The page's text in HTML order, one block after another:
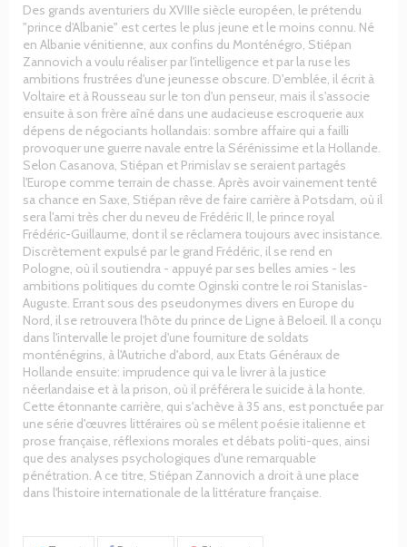
Des grands aventuriers du XVIIIe siècle européen, le prétendu
"prince d'Albanie" est certes le plus jeune et le moins connu. Né
en Albanie vénitienne, aux confins du Monténégro, Stiépan
Zannovich a voulu réaliser par l'intelligence et par la ruse les
ambitions frustrées d'une jeunesse obscure. D'emblée, il écrit à
Voltaire et à Rousseau sur le ton d'un penseur, mais il s'associe
ensuite à son frère aîné dans une audacieuse escroquerie aux
dépens de négociants hollandais: sombre affaire qui a failli
provoquer une guerre navale entre la Sérénissime et la Hollande.
Selon Casanova, Stiépan et Primislav se seraient partagés
l'Europe comme terrain de chasse. Après avoir vainement tenté
sa chance en Saxe, Stiépan rêve de faire carrière à Potsdam, où il
sera l'ami très cher du neveu de Frédéric II, le prince royal
Frédéric-Guillaume, dont il se réclamera toujours avec insistance.
Discrètement expulsé par le grand Frédéric, il se rend en
Pologne, où il soutiendra - appuyé par ses belles amies - les
ambitions politiques du comte Oginski contre le roi Stanislas-
Auguste. Errant sous des pseudonymes divers en Europe du
Nord, il se retrouvera l'hôte du prince de Ligne à Beloeil. Il a conçu
dans l'intervalle le projet d'une fourniture de soldats
monténégrins, à l'Autriche d'abord, aux Etats Généraux de
Hollande ensuite: imprudence qui va le livrer à la justice
néerlandaise et à la prison, où il préférera le suicide à la honte.
Cette étonnante carrière, qui s'achève à 35 ans, est ponctuée par
une série d'œuvres littéraires où se mêlent poésie italienne et
prose française, réflexions morales et débats politi-ques, ainsi
que des analyses psychologiques d'une remarquable
pénétration. A ce titre, Stiépan Zannovich a droit à une place
dans l'histoire internationale de la littérature française.